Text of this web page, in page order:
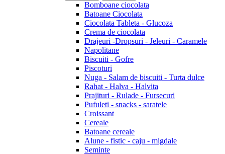
Bomboane ciocolata
Batoane Ciocolata
Ciocolata Tableta - Glucoza
Crema de ciocolata
Drajeuri -Dropsuri - Jeleuri - Caramele
Napolitane
Biscuiti - Gofre
Piscoturi
Nuga - Salam de biscuiti - Turta dulce
Rahat - Halva - Halvita
Prajituri - Rulade - Fursecuri
Pufuleti - snacks - saratele
Croissant
Cereale
Batoane cereale
Alune - fistic - caju - migdale
Seminte